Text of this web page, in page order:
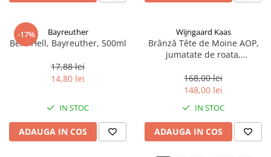
-17% Bayreuther
Bere Hell, Bayreuther, 500ml
17,88 lei
14,80 lei
IN STOC
ADAUGA IN COS
Wijngaard Kaas
Brânză Tête de Moine AOP,
jumatate de roata,
168,00 lei
148,00 lei
IN STOC
ADAUGA IN COS